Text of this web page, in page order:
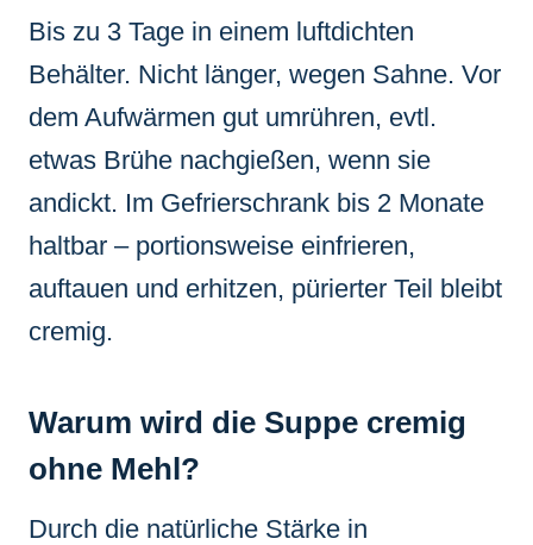
Bis zu 3 Tage in einem luftdichten
Behälter. Nicht länger, wegen Sahne. Vor
dem Aufwärmen gut umrühren, evtl.
etwas Brühe nachgießen, wenn sie
andickt. Im Gefrierschrank bis 2 Monate
haltbar – portionsweise einfrieren,
auftauen und erhitzen, pürierter Teil bleibt
cremig.
Warum wird die Suppe cremig
ohne Mehl?
Durch die natürliche Stärke in